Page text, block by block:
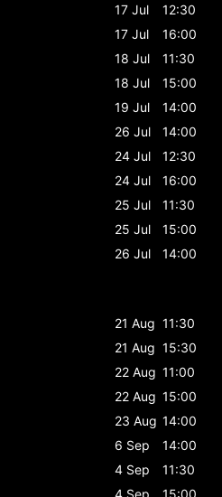
17 Jul
12:30
17 Jul
16:00
18 Jul
11:30
18 Jul
15:00
19 Jul
14:00
26 Jul
14:00
24 Jul
12:30
24 Jul
16:00
25 Jul
11:30
25 Jul
15:00
26 Jul
14:00
21 Aug 11:30
21 Aug 15:30
22 Aug 11:00
22 Aug 15:00
23 Aug 14:00
6 Sep
14:00
4 Sep
11:30
4 Sep
15:00